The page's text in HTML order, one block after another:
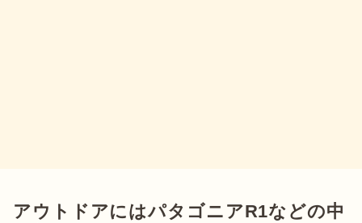
アウトドアにはパタゴニアR1などの中